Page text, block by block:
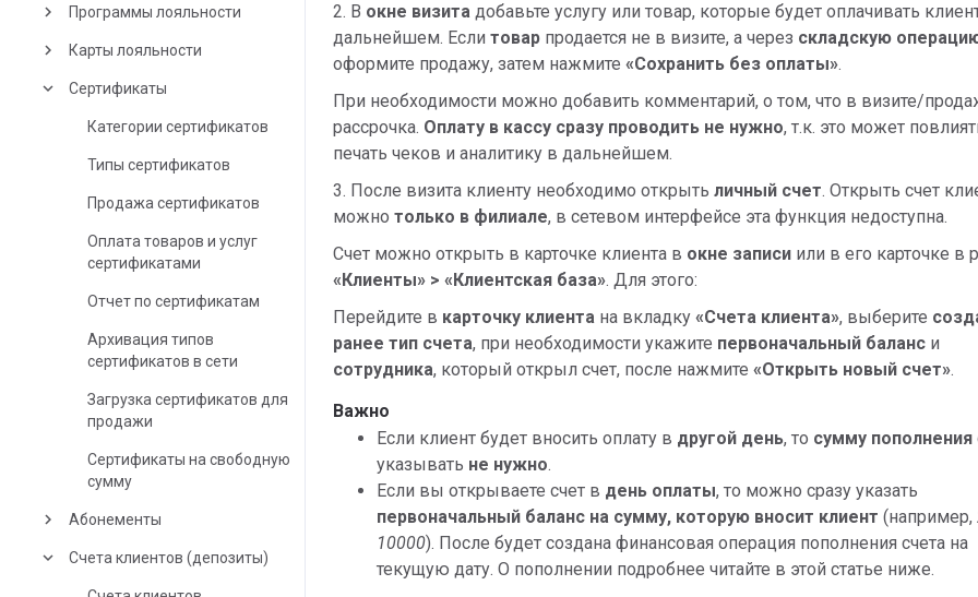
keyboard_arrow_right
Программы лояльности
keyboard_arrow_right Карты лояльности
keyboard_arrow_down Сертификаты
Категории сертификатов
Типы сертификатов
Продажа сертификатов
Оплата товаров и услуг
сертификатами
Отчет по сертификатам
Архивация типов
сертификатов в сети
Загрузка сертификатов для
продажи
Сертификаты на свободную
сумму
keyboard_arrow_right Абонементы
keyboard_arrow_down Счета клиентов (депозиты)
2. В окне визита добавьте услугу или товар, которые будет оплачивать
дальнейшем. Если товар продается не в визите, а через складскую
оформите продажу, затем нажмите «Сохранить без оплаты».
При необходимости можно добавить комментарий, о том, что в визите/
рассрочка. Оплату в кассу сразу проводить не нужно, т.к. это может
печать чеков и аналитику в дальнейшем.
3. После визита клиенту необходимо открыть личный счет. Открыть счет
можно только в филиале, в сетевом интерфейсе эта функция недоступна.
Счет можно открыть в карточке клиента в окне записи или в его карточке в
«Клиенты» > «Клиентская база». Для этого:
Перейдите в карточку клиента на вкладку «Счета клиента», выберите с
ранее тип счета, при необходимости укажите первоначальный баланс и
сотрудника, который открыл счет, после нажмите «Открыть новый счет».
Важно
Если клиент будет вносить оплату в другой день, то сумму пополнения
указывать не нужно.
Если вы открываете счет в день оплаты, то можно сразу указать
первоначальный баланс на сумму, которую вносит клиент (например,
10000). После будет создана финансовая операция пополнения счета на
текущую дату. О пополнении подробнее читайте в этой статье ниже.